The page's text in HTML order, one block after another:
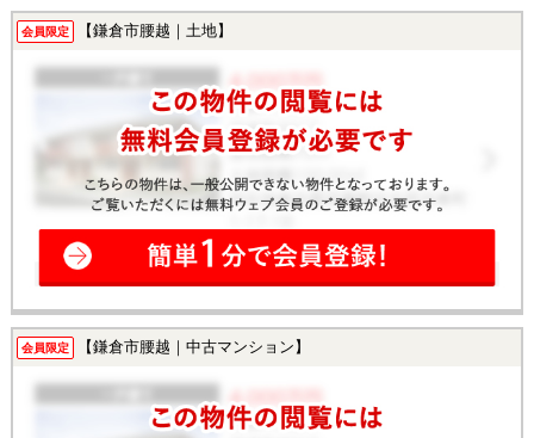
会員限定 【鎌倉市腰越｜土地】
会員限定 【鎌倉市腰越｜中古マンション】